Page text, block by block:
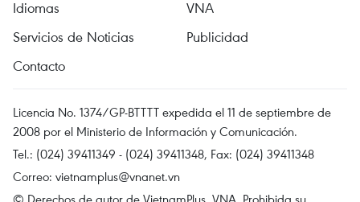
Idiomas
VNA
Servicios de Noticias
Publicidad
Contacto
Licencia No. 1374/GP-BTTTT expedida el 11 de septiembre de
2008 por el Ministerio de Información y Comunicación.
Tel.: (024) 39411349 - (024) 39411348, Fax: (024) 39411348
Correo: vietnamplus@vnanet.vn
© Derechos de autor de VietnamPlus, VNA. Prohibida su